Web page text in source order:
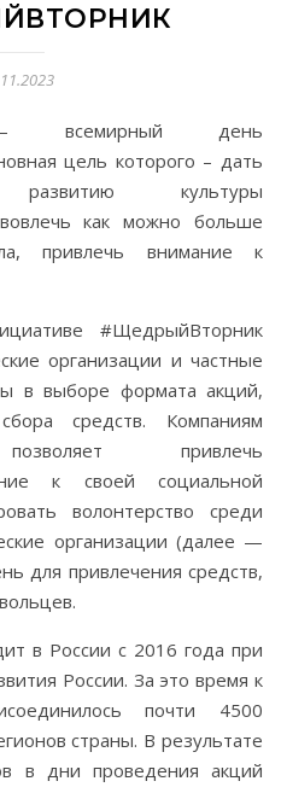
цель которого – дать
культуры
как можно больше
привлечь внимание к
#ЩедрыйВторник
организации и частные
в выборе формата акций,
средств. Компаниям
привлечь
к своей социальной
волонтерство среди
организации (далее —
для привлечения средств,
в России с 2016 года при
России. За это время к
почти 4500
страны. В результате
в дни проведения акций